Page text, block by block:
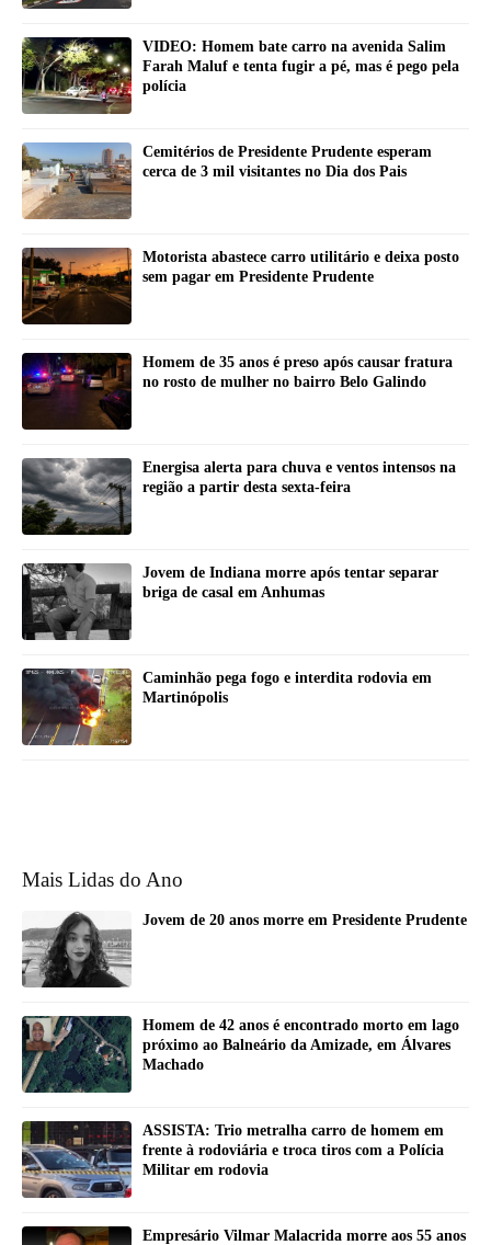
VIDEO: Homem bate carro na avenida Salim
Farah Maluf e tenta fugir a pé, mas é pego pela
polícia
Cemitérios de Presidente Prudente esperam
cerca de 3 mil visitantes no Dia dos Pais
Motorista abastece carro utilitário e deixa posto
sem pagar em Presidente Prudente
Homem de 35 anos é preso após causar fratura
no rosto de mulher no bairro Belo Galindo
Energisa alerta para chuva e ventos intensos na
região a partir desta sexta-feira
Jovem de Indiana morre após tentar separar
briga de casal em Anhumas
Caminhão pega fogo e interdita rodovia em
Martinópolis
Mais Lidas do Ano
Jovem de 20 anos morre em Presidente Prudente
Homem de 42 anos é encontrado morto em lago
próximo ao Balneário da Amizade, em Álvares
Machado
ASSISTA: Trio metralha carro de homem em
frente à rodoviária e troca tiros com a Polícia
Militar em rodovia
Empresário Vilmar Malacrida morre aos 55 anos